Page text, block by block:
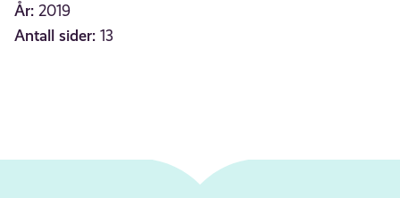
År: 2019
Antall sider: 13